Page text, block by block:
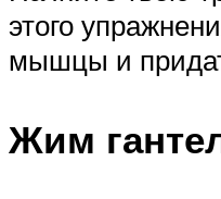
этого
мышцы и
Жим